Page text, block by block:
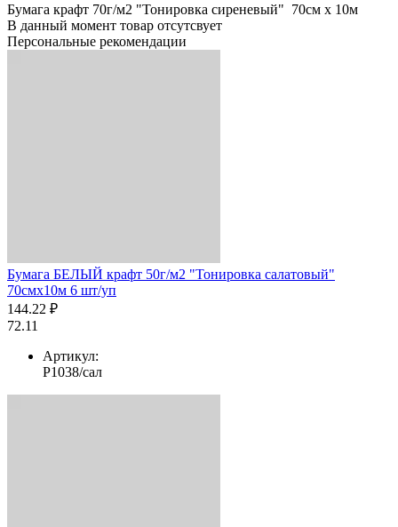
Бумага крафт 70г/м2 "Тонировка сиреневый" 70см х 10м
В данный момент товар отсутсвует
Персональные рекомендации
Бумага БЕЛЫЙ крафт 50г/м2 "Тонировка салатовый"
70смх10м 6 шт/уп
144.22 ₽
72.11
Артикул:
Р1038/сал